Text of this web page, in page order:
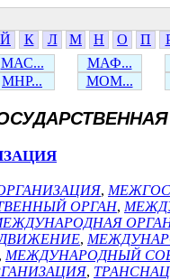
Й К Л М Н О П
МАС...
МАФ...
МНР... МОМ...
,
ОРГАН,
,
МЕЖДУНАРОДНЫЙ
,